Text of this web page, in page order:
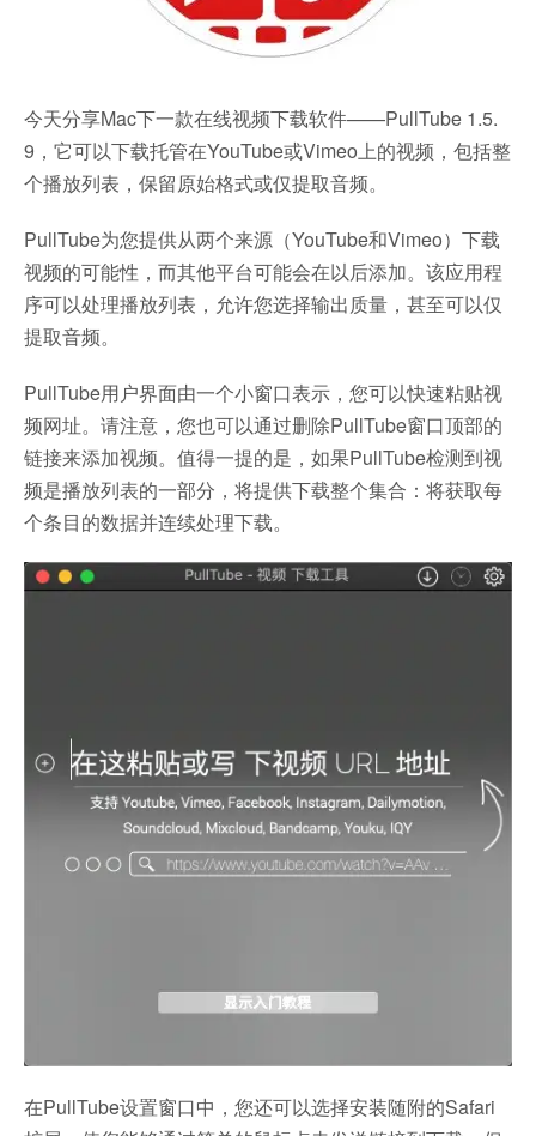
今天分享Mac下一款在线视频下载软件——PullTube 1.5.
9，它可以下载托管在YouTube或Vimeo上的视频，包括整
个播放列表，保留原始格式或仅提取音频。
PullTube为您提供从两个来源（YouTube和Vimeo）下载
视频的可能性，而其他平台可能会在以后添加。该应用程
序可以处理播放列表，允许您选择输出质量，甚至可以仅
提取音频。
PullTube用户界面由一个小窗口表示，您可以快速粘贴视
频网址。请注意，您也可以通过删除PullTube窗口顶部的
链接来添加视频。值得一提的是，如果PullTube检测到视
频是播放列表的一部分，将提供下载整个集合：将获取每
个条目的数据并连续处理下载。
在PullTube设置窗口中，您还可以选择安装随附的Safari